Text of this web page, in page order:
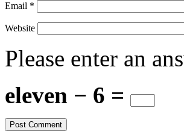
Email *
Website
Please enter an
eleven − 6 =